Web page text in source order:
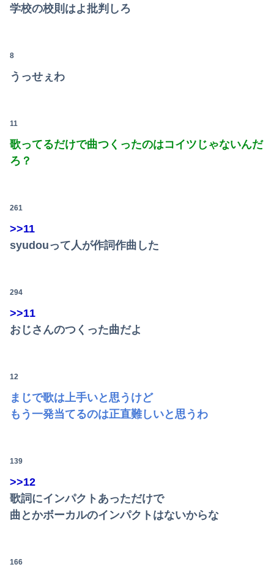
学校の校則はよ批判しろ
8
うっせぇわ
11
歌ってるだけで曲つくったのはコイツじゃないんだ
ろ？
261
>>11
syudouって人が作詞作曲した
294
>>11
おじさんのつくった曲だよ
12
まじで歌は上手いと思うけど
もう一発当てるのは正直難しいと思うわ
139
>>12
歌詞にインパクトあっただけで
曲とかボーカルのインパクトはないからな
166